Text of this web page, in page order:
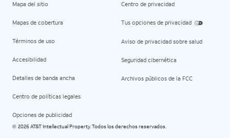
Mapa del sitio
Mapas de cobertura
Términos de uso
Accesibilidad
Detalles de banda ancha
Centro de políticas legales
Opciones de publicidad
Centro de privacidad
Tus opciones de privacidad
Aviso de privacidad sobre salud
Seguridad cibernética
Archivos públicos de la FCC
© 2026 AT&T Intellectual Property. Todos los derechos reservados.